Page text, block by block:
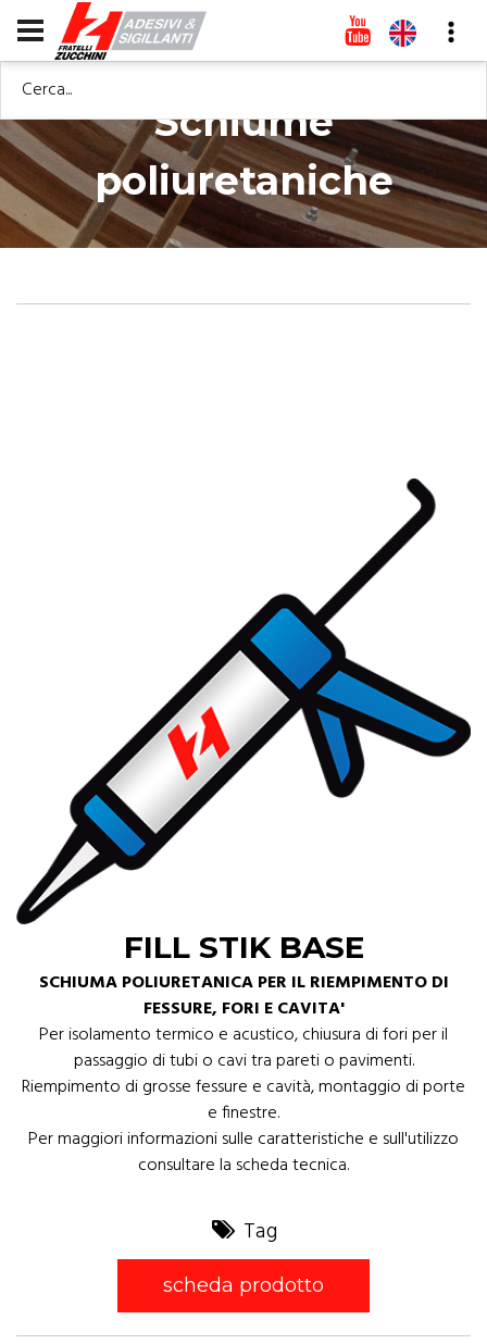
Cerca...
Schiume
poliuretaniche
FILL STIK BASE
SCHIUMA POLIURETANICA PER IL RIEMPIMENTO DI
FESSURE, FORI E CAVITA'
Per isolamento termico e acustico, chiusura di fori per il
passaggio di tubi o cavi tra pareti o pavimenti.
Riempimento di grosse fessure e cavità, montaggio di porte
e finestre.
Per maggiori informazioni sulle caratteristiche e sull'utilizzo
consultare la scheda tecnica.
Tag
scheda prodotto